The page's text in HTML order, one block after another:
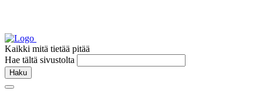
Kaikki mitä tietää pitää
Hae tältä sivustolta
Haku